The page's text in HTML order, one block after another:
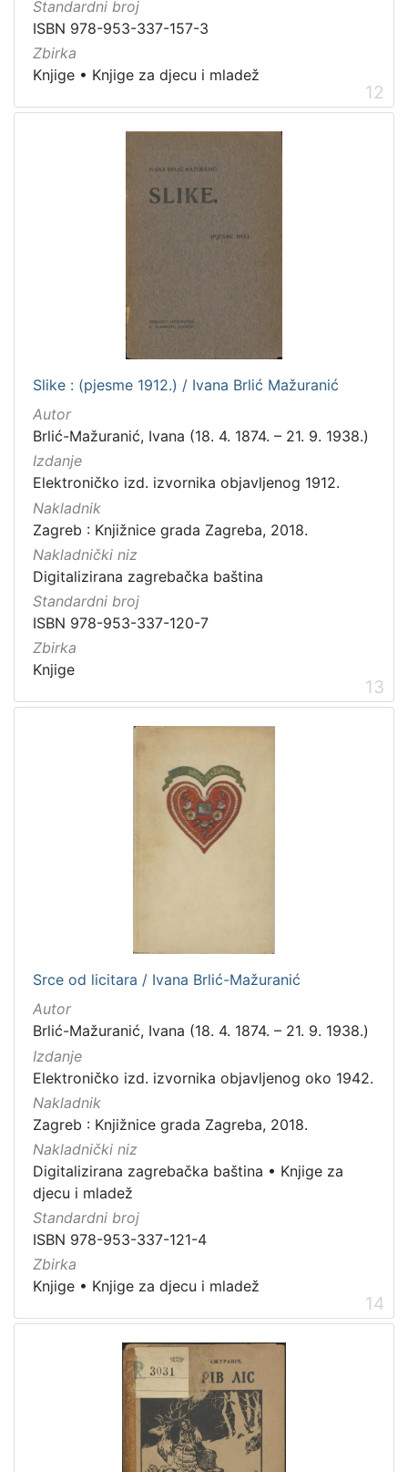
Standardni broj
ISBN 978-953-337-157-3
Zbirka
Knjige • Knjige za djecu i mladež
12
Slike : (pjesme 1912.) / Ivana Brlić Mažuranić
Autor
Brlić-Mažuranić, Ivana (18. 4. 1874. – 21. 9. 1938.)
Izdanje
Elektroničko izd. izvornika objavljenog 1912.
Nakladnik
Zagreb : Knjižnice grada Zagreba, 2018.
Nakladnički niz
Digitalizirana zagrebačka baština
Standardni broj
ISBN 978-953-337-120-7
Zbirka
Knjige
13
Srce od licitara / Ivana Brlić-Mažuranić
Autor
Brlić-Mažuranić, Ivana (18. 4. 1874. – 21. 9. 1938.)
Izdanje
Elektroničko izd. izvornika objavljenog oko 1942.
Nakladnik
Zagreb : Knjižnice grada Zagreba, 2018.
Nakladnički niz
Digitalizirana zagrebačka baština • Knjige za
djecu i mladež
Standardni broj
ISBN 978-953-337-121-4
Zbirka
Knjige • Knjige za djecu i mladež
14